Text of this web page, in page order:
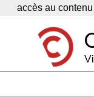
Panneau de gestion des
accès au contenu